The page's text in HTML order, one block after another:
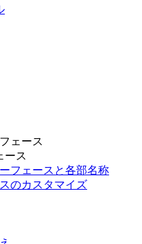
ェース
ース
フェースと各部名称
のカスタマイズ